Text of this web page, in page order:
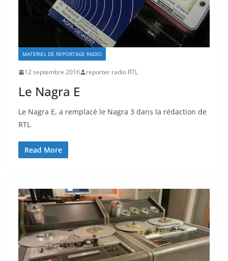
MATERIEL DE REPORTAGE RADIO
12 septembre 2016 reporter radio RTL
Le Nagra E
Le Nagra E, a remplacé le Nagra 3 dans la rédaction de
RTL
Read More